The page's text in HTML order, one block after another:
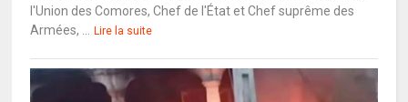
l'Union des Comores, Chef de l'État et Chef suprême des
Armées, ...
Lire la suite